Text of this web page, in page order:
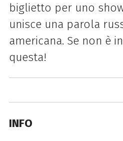
biglietto per uno
unisce una parola
americana. Se non è
questa!
INFO